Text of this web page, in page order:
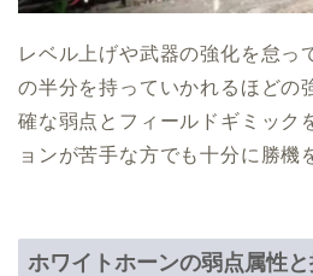
レベル上げや武器の強化を怠っ
の半分を持っていかれるほどの
確な弱点とフィールドギミック
ョンが苦手な方でも十分に勝機
ホワイトホーンの弱点属性